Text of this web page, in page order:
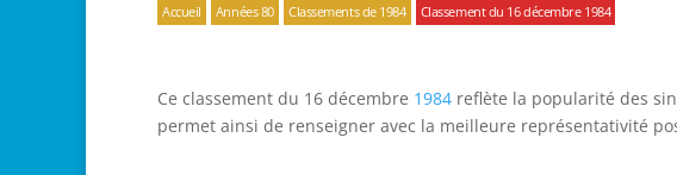
Accueil Années 80 Classements de 1984 Classement du 16 décembre 1984
Ce classement du 16 décembre 1984 reflète la popularité des
permet ainsi de renseigner avec la meilleure représentativité